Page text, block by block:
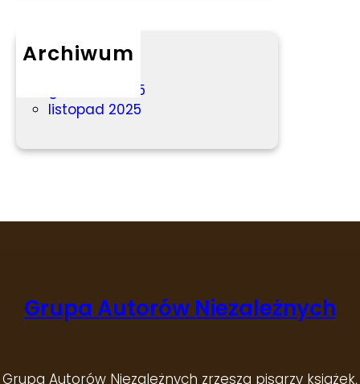
Archiwum
grudzień 2025
listopad 2025
Grupa Autorów Niezależnych
Grupa Autorów Niezależnych zrzesza pisarzy książek,